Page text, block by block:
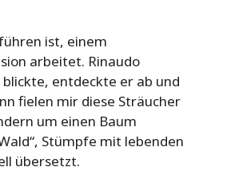
ist, einem
arbeitet. Rinaudo
entdeckte er ab und
fielen mir diese Sträucher
um einen Baum
Stümpfe mit lebenden
übersetzt.